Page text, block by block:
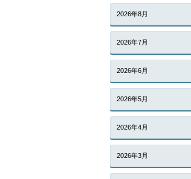
2026年8月
2026年7月
2026年6月
2026年5月
2026年4月
2026年3月